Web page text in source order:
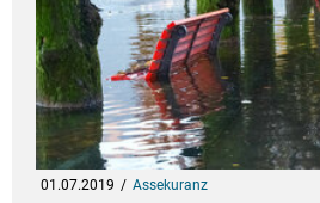
01.07.2019 Assekuranz